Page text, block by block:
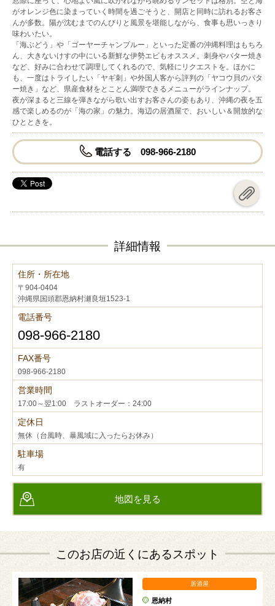
がオレンジ色に染まっていく時間を過ごそうと、開店と同時に訪れるお客さ
んが多数。陽が沈むまでのんびりと風景を堪能しながら、食事も思いっきり
味わいたい。
「海ぶどう」や「ゴーヤーチャンプルー」といった定番の沖縄料理はもちろ
ん、大きないけすの中にいる新鮮な伊勢エビもオススメ。刺身やバター焼き
など、好みに合わせて調理してくれるので、気軽にリクエストを。ほかに
も、一度はトライしたい「ヤギ刺」や外国人客から評判の「ヤコウ貝のバタ
ー焼き」など、県産食材をとことん満喫できるメニューがラインナップ。
夜が深まると三線を弾きながら歌い出すお客さんの姿もあり、沖縄の夜を五
感で楽しめるのが「海の家」の魅力。海辺の居酒屋で、おいしい＆開放的な
ひとときを。
電話する 098-966-2180
詳細情報
住所・所在地
〒904-0404
沖縄県国頭郡恩納村瀬良垣1523-1
電話番号
098-966-2180
FAX番号
098-966-2180
営業時間
17:00～翌1:00 ラストオーダー：24:00
定休日
無休（台風時、暴風域に入ったらお休み）
駐車場
有
地図を見る
このお店の近くにあるスポット
居酒屋
恩納村